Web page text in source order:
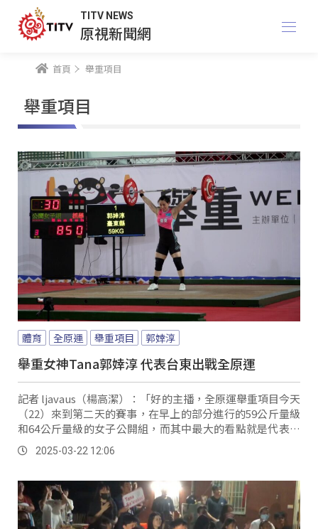
TITV NEWS
原視新聞網
首頁 舉重項目
舉重項目
體育 全原運 舉重項目 郭婞淳
舉重女神Tana郭婞淳 代表台東出戰全原運
記者 ljavaus（楊高潔）：「好的主播，全原運舉重項目今天
（22）來到第二天的賽事，在早上的部分進行的59公斤量級
和64公斤量級的女子公開組，而其中最大的看點就是代表台
東縣出賽的Tana郭婞淳；而在賽場上郭婞淳也不負眾望以抓
舉85公斤、挺舉105公斤，總計190公斤，將金牌穩穩地放進
2025-03-22 12:06